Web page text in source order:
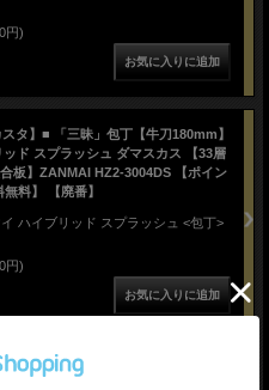
円)
タ】■ 「三昧」包丁【牛刀180mm】
ド スプラッシュ ダマスカス 【33層
板】ZANMAI HZ2-3004DS 【ポイン
料】 【廃番】
ハイブリッド スプラッシュ <包丁>
円)
スタ】■ 「三昧」包丁【牛刀210mm】